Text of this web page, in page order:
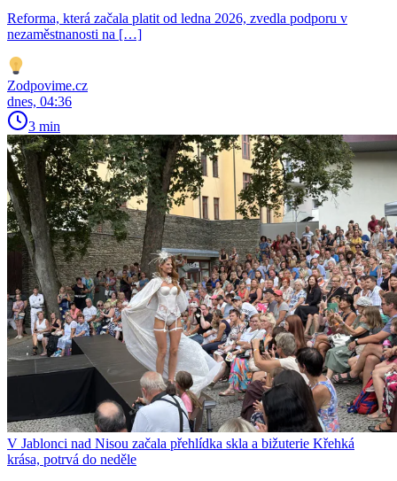
Reforma, která začala platit od ledna 2026, zvedla podporu v
nezaměstnanosti na […]
Zodpovime.cz
dnes, 04:36
3 min
V Jablonci nad Nisou začala přehlídka skla a bižuterie Křehká
krása, potrvá do neděle